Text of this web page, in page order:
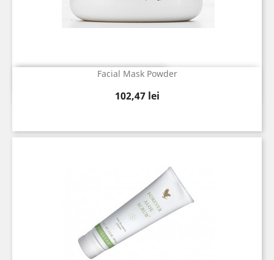
Facial Mask Powder
Pret
102,47 lei
Vizualizare rapida